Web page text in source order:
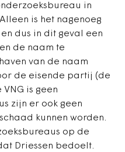
in
is het nagenoeg
dus in dit geval een
de naam te
van de naam
de eisende partij (de
is geen
zijn er ook geen
kunnen worden.
op de
Driessen bedoelt.